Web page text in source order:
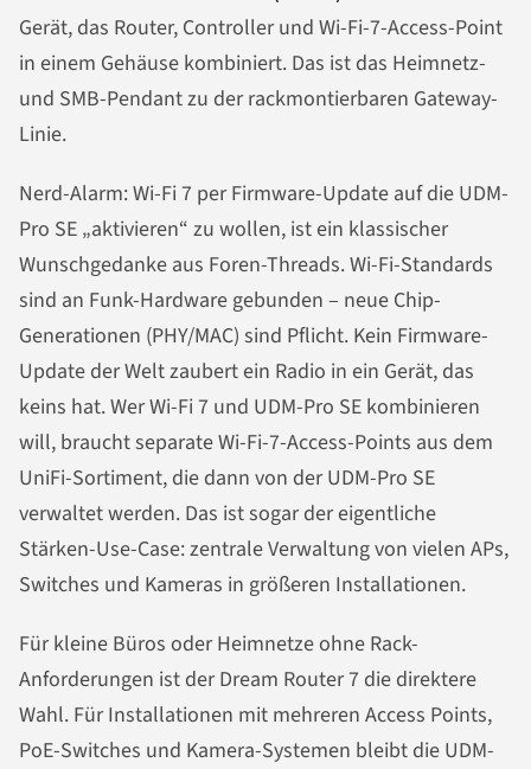
Gerät, das Router, Controller und Wi-Fi-7-Access-Point
in einem Gehäuse kombiniert. Das ist das Heimnetz-
und SMB-Pendant zu der rackmontierbaren Gateway-
Linie.
Nerd-Alarm: Wi-Fi 7 per Firmware-Update auf die UDM-
Pro SE „aktivieren“ zu wollen, ist ein klassischer
Wunschgedanke aus Foren-Threads. Wi-Fi-Standards
sind an Funk-Hardware gebunden – neue Chip-
Generationen (PHY/MAC) sind Pflicht. Kein Firmware-
Update der Welt zaubert ein Radio in ein Gerät, das
keins hat. Wer Wi-Fi 7 und UDM-Pro SE kombinieren
will, braucht separate Wi-Fi-7-Access-Points aus dem
UniFi-Sortiment, die dann von der UDM-Pro SE
verwaltet werden. Das ist sogar der eigentliche
Stärken-Use-Case: zentrale Verwaltung von vielen APs,
Switches und Kameras in größeren Installationen.
Für kleine Büros oder Heimnetze ohne Rack-
Anforderungen ist der Dream Router 7 die direktere
Wahl. Für Installationen mit mehreren Access Points,
PoE-Switches und Kamera-Systemen bleibt die UDM-